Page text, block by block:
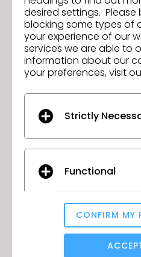
La circularidad
para abordar los
mundial de la moda
enfoque circular en
eliminar el impacto
que desvíen los
y, en su lugar,
utilizar los
desired settings.
blocking some types of
your experience of our
services we are able to
information about our
your preferences, visit
Strictly
Functional
Analytical /
CONFIRM MY